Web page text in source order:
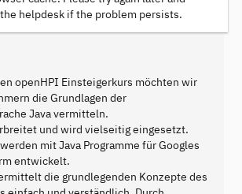
helpdesk if the problem persists.
openHPI Einsteigerkurs möchten wir
die Grundlagen der
Java vermitteln.
und wird vielseitig eingesetzt.
mit Java Programme für Googles
entwickelt.
die grundlegenden Konzepte des